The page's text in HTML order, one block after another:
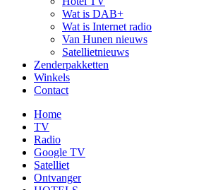
Wat is DAB+
Wat is Internet radio
Van Hunen nieuws
Satellietnieuws
Zenderpakketten
Winkels
Contact
Home
TV
Radio
Google TV
Satelliet
Ontvanger